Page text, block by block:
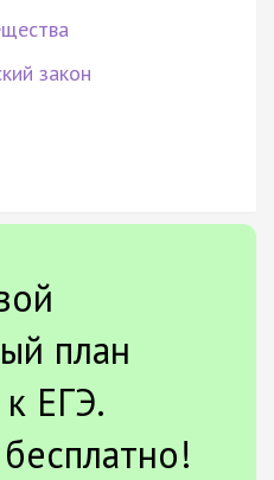
закон
план
ЕГЭ.